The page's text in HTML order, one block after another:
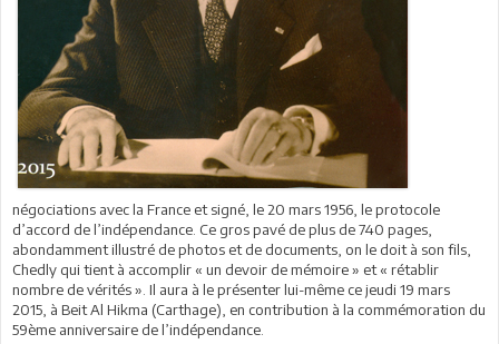
négociations avec la France et signé, le 20 mars 1956, le protocole
d’accord de l’indépendance. Ce gros pavé de plus de 740 pages,
abondamment illustré de photos et de documents, on le doit à son fils,
Chedly qui tient à accomplir « un devoir de mémoire » et « rétablir
nombre de vérités ». Il aura à le présenter lui-même ce jeudi 19 mars
2015, à Beit Al Hikma (Carthage), en contribution à la commémoration du
59ème anniversaire de l’indépendance.